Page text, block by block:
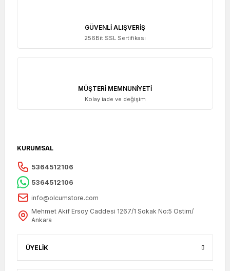
GÜVENLİ ALIŞVERİŞ
256Bit SSL Sertifikası
MÜŞTERİ MEMNUNİYETİ
Kolay iade ve değişim
KURUMSAL
5364512106
5364512106
info@olcumstore.com
Mehmet Akif Ersoy Caddesi 1267/1 Sokak No:5 Ostim/
Ankara
ÜYELİK